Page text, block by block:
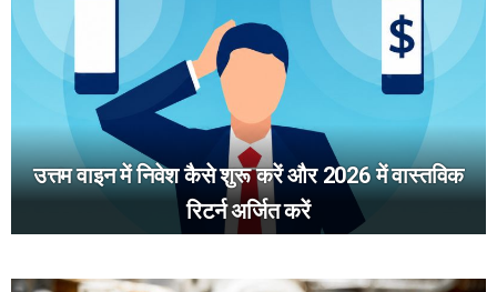
उत्तम वाइन में निवेश कैसे शुरू करें और 2026 में वास्तविक
रिटर्न अर्जित करें